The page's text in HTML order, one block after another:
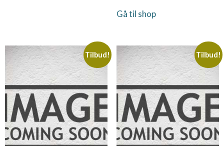
Gå til shop
Tilbud! Tilbud!